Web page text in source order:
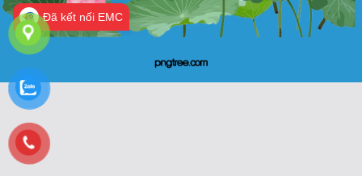
Đã kết nối EMC